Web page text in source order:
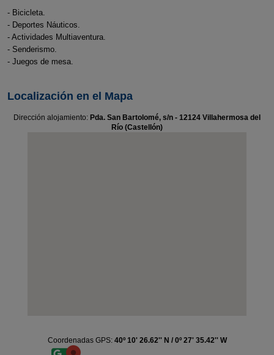
- Bicicleta.
- Deportes Náuticos.
- Actividades Multiaventura.
- Senderismo.
- Juegos de mesa.
Localización en el Mapa
Dirección alojamiento: Pda. San Bartolomé, s/n - 12124 Villahermosa del
Río (Castellón)
Coordenadas GPS: 40º 10' 26.62'' N / 0º 27' 35.42'' W